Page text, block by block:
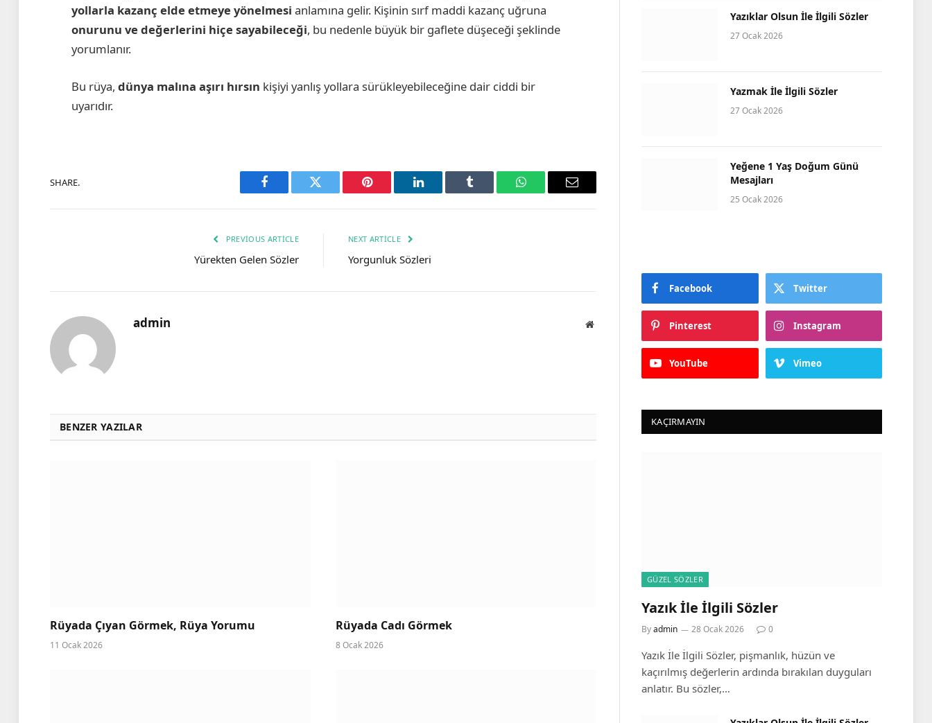
yollarla kazanç elde etmeye yönelmesi anlamına gelir. Kişinin sırf maddi kazanç uğruna
onurunu ve değerlerini hiçe sayabileceği, bu nedenle büyük bir gaflete düşeceği şeklinde
yorumlanır.
Bu rüya, dünya malına aşırı hırsın kişiyi yanlış yollara sürükleyebileceğine dair ciddi bir
uyarıdır.
SHARE.
Facebook Twitter Pinterest LinkedIn Tumblr WhatsAppEmail
PREVIOUS ARTICLE
Yürekten Gelen Sözler
NEXT ARTICLE
Yorgunluk Sözleri
admin Website
BENZER YAZILAR
Rüyada Çıyan Görmek, Rüya Yorumu
11 Ocak 2026
Rüyada Cadı Görmek
8 Ocak 2026
Yazıklar Olsun İle İlgili Sözler
27 Ocak 2026
Yazmak İle İlgili Sözler
27 Ocak 2026
Yeğene 1 Yaş Doğum Günü
Mesajları
25 Ocak 2026
Facebook Twitter
Pinterest Instagram
YouTube Vimeo
KAÇIRMAYIN
GÜZEL SÖZLER
Yazık İle İlgili Sözler
Byadmin 28 Ocak 2026 0
Yazık İle İlgili Sözler, pişmanlık, hüzün ve
kaçırılmış değerlerin ardında bırakılan duyguları
anlatır. Bu sözler,…